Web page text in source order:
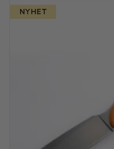
NYHET